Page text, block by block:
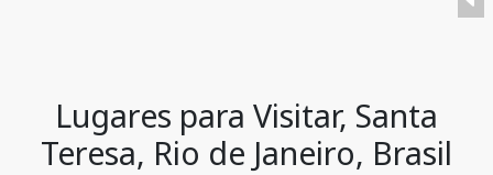
Lugares para Visitar, Santa
Teresa, Rio de Janeiro, Brasil